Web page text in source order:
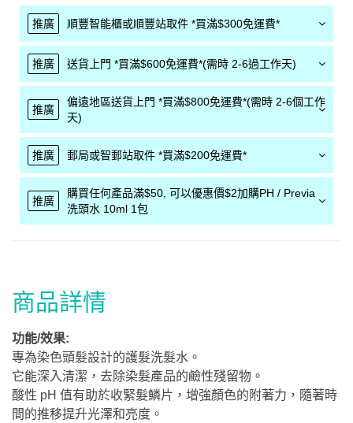
推廣 順豐智能櫃或順豐站取件 *買滿$300免運費*
推廣 送貨上門 *買滿$600免運費*(需時 2-6過工作天)
推廣
偏遠地區送貨上門 *買滿$800免運費*(需時 2-6個工作
天)
推廣 郵局或智郵站取件 *買滿$200免運費*
推廣
購買任何產品滿$50, 可以優惠價$2加購PH / Previa
洗頭水 10ml 1包
商品詳情
功能/效果:
專為染色頭髮設計的護髮洗髮水。
它能深入清潔，去除染髮產品的鹼性殘留物。
酸性 pH 值有助於收緊髮鱗片，增強顏色的附著力，隨著時
間的推移提升光澤和亮度。